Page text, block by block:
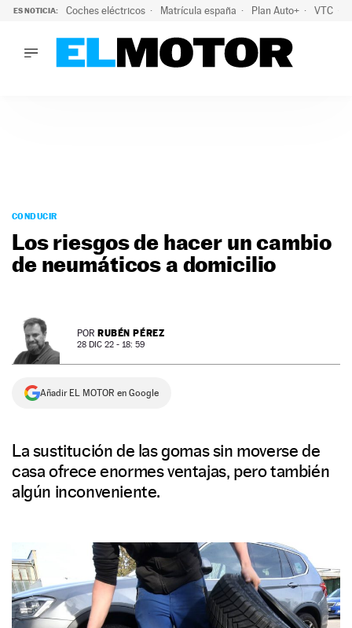
ES NOTICIA: Coches eléctricos Matrícula españa Plan Auto+ VTC
PODCAST
MOTOS
TECNOLOGÍA
PREMIOS
SERVICIOS
CONDUCIR
Los riesgos de hacer un cambio
de neumáticos a domicilio
POR RUBÉN PÉREZ
28 DIC 22 - 18: 59
Añadir EL MOTOR en Google
La sustitución de las gomas sin moverse de
casa ofrece enormes ventajas, pero también
algún inconveniente.